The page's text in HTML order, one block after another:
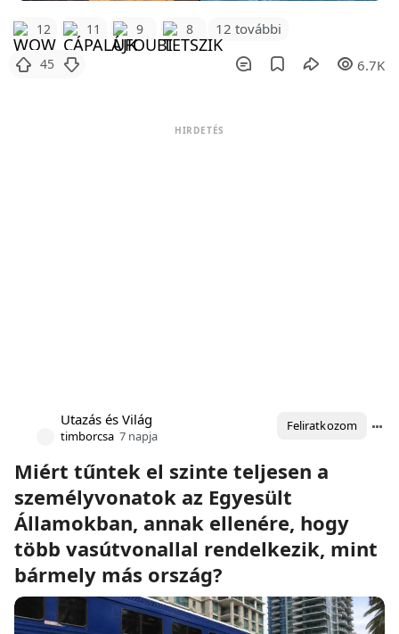
12 11 9 8 12 további
45 6.7K
HIRDETÉS
Utazás és Világ
timborcsa 7 napja
Feliratkozom
Miért tűntek el szinte teljesen a
személyvonatok az Egyesült
Államokban, annak ellenére, hogy
több vasútvonallal rendelkezik, mint
bármely más ország?